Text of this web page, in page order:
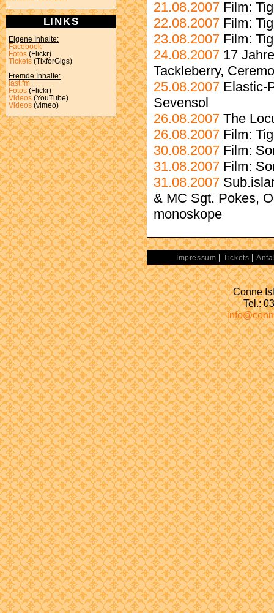
LINKS
Eigene Inhalte:
Facebook
Fotos (Flickr)
Tickets (TixforGigs)
Fremde Inhalte:
last.fm
Fotos (Flickr)
Videos (YouTube)
Videos (vimeo)
21.08.2007 Film:
22.08.2007 Film:
23.08.2007 Film:
24.08.2007 17
Tackleberry,
25.08.2007 Elastic-
Sevensol
26.08.2007 The
26.08.2007 Film:
30.08.2007 Film:
31.08.2007 Film:
31.08.2007
& MC Sgt. Pokes,
monoskope
Impressum |Tickets |
Conne
Tel.: